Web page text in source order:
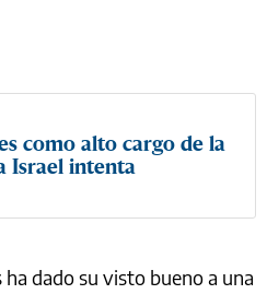
como alto cargo de la
Israel intenta
dado su visto bueno a una